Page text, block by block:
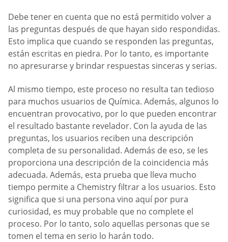
Debe tener en cuenta que no está permitido volver a
las preguntas después de que hayan sido respondidas.
Esto implica que cuando se responden las preguntas,
están escritas en piedra. Por lo tanto, es importante
no apresurarse y brindar respuestas sinceras y serias.
Al mismo tiempo, este proceso no resulta tan tedioso
para muchos usuarios de Química. Además, algunos lo
encuentran provocativo, por lo que pueden encontrar
el resultado bastante revelador. Con la ayuda de las
preguntas, los usuarios reciben una descripción
completa de su personalidad. Además de eso, se les
proporciona una descripción de la coincidencia más
adecuada. Además, esta prueba que lleva mucho
tiempo permite a Chemistry filtrar a los usuarios. Esto
significa que si una persona vino aquí por pura
curiosidad, es muy probable que no complete el
proceso. Por lo tanto, solo aquellas personas que se
tomen el tema en serio lo harán todo.